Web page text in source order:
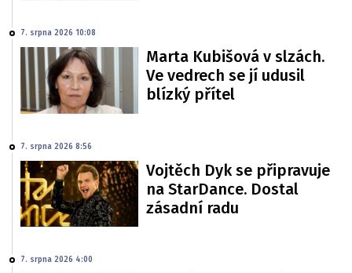
7. srpna 2026 10:08
Marta Kubišová v slzách.
Ve vedrech se jí udusil
blízký přítel
7. srpna 2026 8:56
Vojtěch Dyk se připravuje
na StarDance. Dostal
zásadní radu
7. srpna 2026 4:00